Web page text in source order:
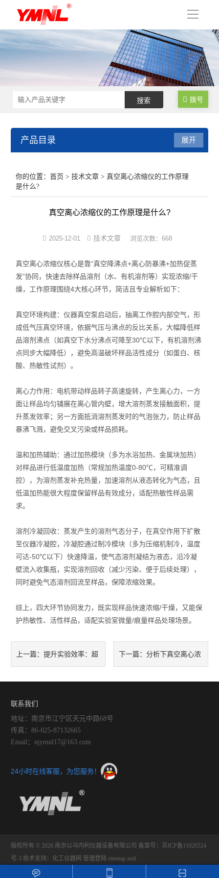
导
拨号
产品目录
超声波提取机
超声波清洗机
光化学反应设备
冷冻干燥机
样品组织研磨仪
展开
你的位置：首页 >技术文章 > 真空离心浓缩仪的工作原理
是什么?
真空离心浓缩仪的工作原理是什么?
2025-12-01 技术文章 浏览次数：668
真空离心浓缩仪核心是靠“真空降沸点+离心防暴沸+加热促蒸
发”协同，快速去除样品溶剂（水、有机溶剂等）实现浓缩/干
燥，工作原理围绕4大核心环节，简洁且专业解析如下：
真空环境构建：仪器真空泵启动后，抽离工作腔内部空气，形
成低气压真空环境，依据气压与沸点的反比关系，大幅降低样
品溶剂沸点（如真空下水分沸点可降至30℃以下，有机溶剂沸
点同步大幅降低），避免高温破坏样品活性成分（如蛋白、核
酸、热敏性试剂）。
离心力作用：电机带动样品转子高速旋转，产生离心力，一方
面让样品均匀铺展在离心管内壁，增大溶剂蒸发接触面积，提
升蒸发效率；另一方面抵消溶剂蒸发时的气泡张力，防止样品
暴沸飞溅，避免交叉污染或样品损耗。
温和加热辅助：通过加热模块（多为水浴加热、金属块加热）
对样品进行低温度加热（常规加热温度0-80℃，可精准调
控），为溶剂蒸发补充热量，加速溶剂从液态转化为气态，且
低温加热能很大程度保留样品有效成分，适配热敏性样品需
求。
溶剂冷凝回收：蒸发产生的溶剂气态分子，在真空作用下扩散
至仪器冷凝腔，冷凝腔通过制冷模块（多为压缩机制冷，温度
可达-50℃以下）快速降温，使气态溶剂凝结为液态，沿冷凝
壁流入收集瓶，实现溶剂回收（减少污染、便于后续处理），
同时避免气态溶剂回流至样品，保障浓缩效果。
综上，四大环节协同发力，既实现样品快速浓缩/干燥，又能保
护热敏性、活性样品，适配实验室微量/痕量样品处理场景。
上一篇：提升实验效率：超
略
下一篇： 分析下真空离心浓
联系我们
地址：南京市江宁区天元中路68号
传真：86-025-87132665
Email：njymnl17@163.com
24小时在线客服，为您服务！
版权所有 © 2026 南京以马内利仪器设备有限公司 备案号：苏ICP备11020524
号-3 技术支持： 化工仪器网 管理登陆 sitemap.xml